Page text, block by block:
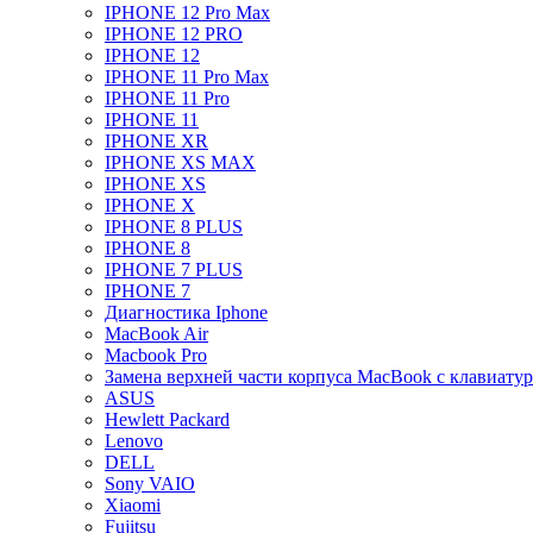
IPHONE 12 Pro Max
IPHONE 12 PRO
IPHONE 12
IPHONE 11 Pro Max
IPHONE 11 Pro
IPHONE 11
IPHONE XR
IPHONE XS MAX
IPHONE XS
IPHONE X
IPHONE 8 PLUS
IPHONE 8
IPHONE 7 PLUS
IPHONE 7
Диагностика Iphone
MacBook Air
Macbook Pro
Замена верхней части корпуса MacBook с
ASUS
Hewlett Packard
Lenovo
DELL
Sony VAIO
Xiaomi
Fujitsu